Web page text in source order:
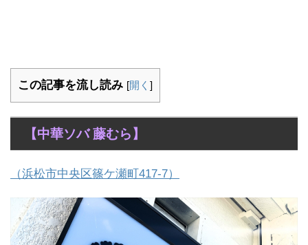
この記事を流し読み [開く ]
【中華ソバ 藤むら】
（浜松市中央区篠ケ瀬町417-7）